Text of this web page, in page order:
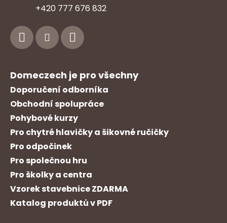
+420 777 676 832
Domeczech je pro všechny
Doporučení odborníka
Obchodní spolupráce
Pohybové kurzy
Pro chytré hlavičky a šikovné ručičky
Pro odpočinek
Pro společnou hru
Pro školky a centra
Vzorek stavebnice ZDARMA
Katalog produktů v PDF